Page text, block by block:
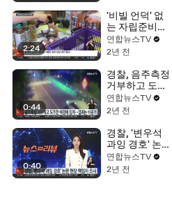
2:24
'비빌 언덕' 없
는 자립준비청
년…"더 많은 지
원·관심 필요"
연합뉴스TV
2년 전
0:44
경찰, 음주측정
거부하고 도주
한 여경 징계…
결과는 '비공개'
연합뉴스TV
2년 전
0:40
경찰, '변우석
과잉 경호' 논란
현장 책임자 조
사
연합뉴스TV
2년 전